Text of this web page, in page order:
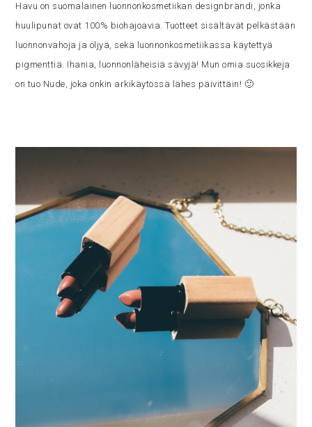
Havu on suomalainen luonnonkosmetiikan designbrändi, jonka
huulipunat ovat 100% biohajoavia. Tuotteet sisältävät pelkästään
luonnonvahoja ja öljyä, sekä luonnonkosmetiikassa käytettyä
pigmenttiä. Ihania, luonnonläheisiä sävyjä! Mun omia suosikkeja
on tuo Nude, joka onkin arkikäytössä lähes päivittäin! 🙂